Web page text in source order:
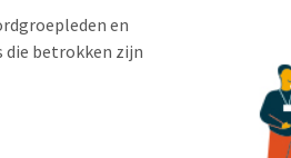
en
die betrokken zijn